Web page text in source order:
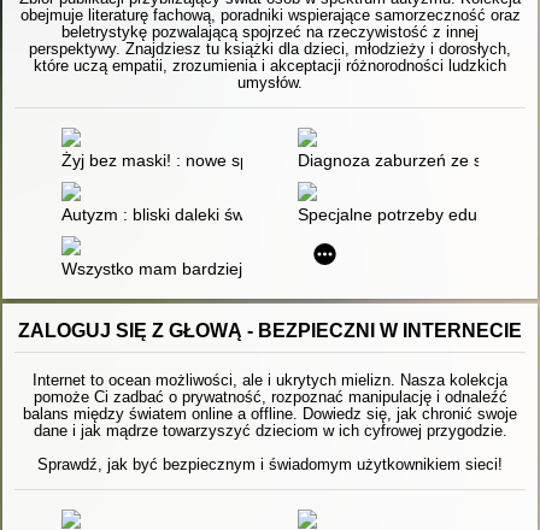
obejmuje literaturę fachową, poradniki wspierające samorzeczność oraz
beletrystykę pozwalającą spojrzeć na rzeczywistość z innej
perspektywy. Znajdziesz tu książki dla dzieci, młodzieży i dorosłych,
które uczą empatii, zrozumienia i akceptacji różnorodności ludzkich
umysłów.
Żyj bez maski! : nowe spojrzenie na ADHD, autyzm i
Diagnoza zaburzeń ze
Autyzm : bliski daleki świat Specjalne potrzeby
Wszystko mam bardziej : życie w spektrum autyzmu
ZALOGUJ SIĘ Z GŁOWĄ - BEZPIECZNI W INTERNECIE
Internet to ocean możliwości, ale i ukrytych mielizn. Nasza kolekcja
pomoże Ci zadbać o prywatność, rozpoznać manipulację i odnaleźć
balans między światem online a offline. Dowiedz się, jak chronić swoje
dane i jak mądrze towarzyszyć dzieciom w ich cyfrowej przygodzie.
Sprawdź, jak być bezpiecznym i świadomym użytkownikiem sieci!